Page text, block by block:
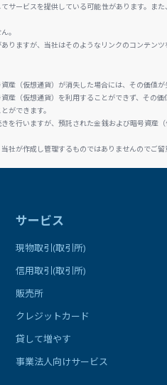
ービスを提供している可能性があります。
。
ますが、当社はそのようなリンクのコンテンツ
（仮想通貨）が消失した場合には、その価値が
（仮想通貨）を利用することができず、その価
ができます。
行いますが、預託された金銭および暗号資
が作成し管理するものではありませんのでご留
サービス
現物取引(取引所)
信用取引(取引所)
販売所
クレジットカード
貸して増やす
事業法人向けサービス